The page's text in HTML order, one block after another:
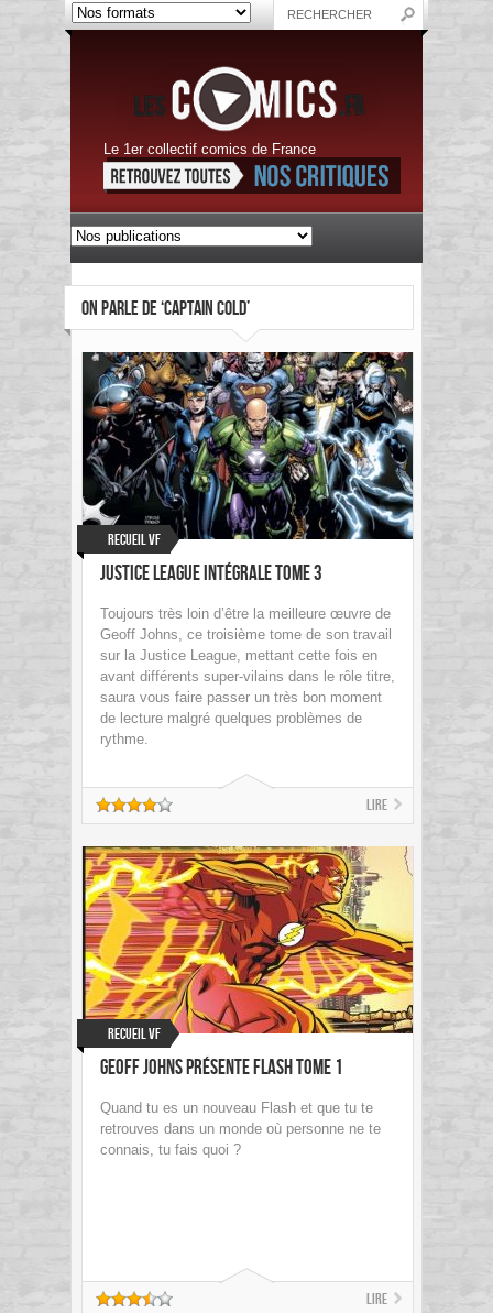
Le 1er collectif comics de France
ON PARLE DE ‘CAPTAIN COLD’
Recueil VF
Justice League intégrale Tome 3
Toujours très loin d’être la meilleure œuvre de
Geoff Johns, ce troisième tome de son travail
sur la Justice League, mettant cette fois en
avant différents super-vilains dans le rôle titre,
saura vous faire passer un très bon moment
de lecture malgré quelques problèmes de
rythme.
Lire
Recueil VF
Geoff Johns présente Flash tome 1
Quand tu es un nouveau Flash et que tu te
retrouves dans un monde où personne ne te
connais, tu fais quoi ?
Lire